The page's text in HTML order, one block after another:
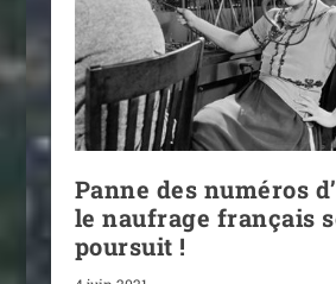
Panne des numéros
le naufrage français
poursuit !